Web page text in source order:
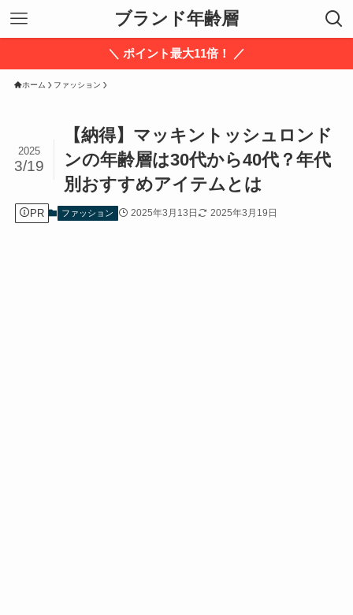
ブランド年齢層
＼ ポイント最大11倍！ ／
ホーム ファッション
【納得】マッキントッシュロンド
ンの年齢層は30代から40代？年代
別おすすめアイテムとは
2025
3/19
PR ファッション 2025年3月13日 2025年3月19日